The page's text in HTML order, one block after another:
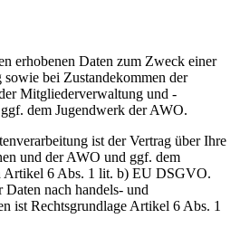
erhobenen Daten zum Zweck einer
bei Zustandekommen der
Mitgliederverwaltung und -
dem Jugendwerk der AWO.
ist der Vertrag über Ihre
und der AWO und ggf. dem
Artikel 6 Abs. 1 lit. b) EU DSGVO.
nach handels- und
ist Rechtsgrundlage Artikel 6 Abs. 1